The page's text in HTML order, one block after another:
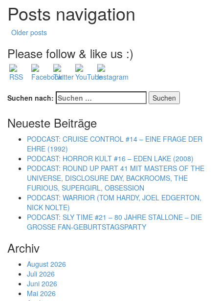
Posts navigation
Older posts
Please follow & like us :)
Suchen nach:
Neueste Beiträge
PODCAST: CRUISE CONTROL #14 – EINE FRAGE DER
EHRE (1992)
PODCAST: HORROR KULT #16 – EDEN LAKE (2008)
PODCAST: ROUND UP PART 41 MIT MASTERS OF THE
UNIVERSE, DISCLOSURE DAY, BACKROOMS, THE
FURIOUS, SUPERGIRL, OBSESSION
PODCAST: WARRIOR (TOM HARDY, JOEL EDGERTON,
NICK NOLTE)
PODCAST: SLY TIME #21 – 80 JAHRE STALLONE – DIE
GROSSE FAN-GEBURTSTAGSPARTY
Archiv
August 2026
Juli 2026
Juni 2026
Mai 2026